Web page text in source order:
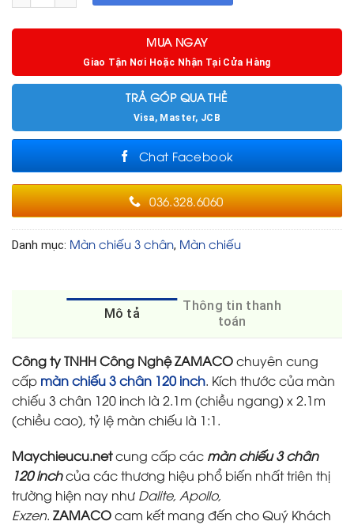
MUA NGAY
Giao Tận Nơi Hoặc Nhận Tại Cửa Hàng
TRẢ GÓP QUA THẺ
Visa, Master, JCB
Chat Facebook
036.328.6060
Danh mục: Màn chiếu 3 chân, Màn chiếu
Mô tả
Thông tin thanh
toán
Công ty TNHH Công Nghệ ZAMACOchuyên cung
cấp màn chiếu 3 chân 120 inch. Kích thước của màn
chiếu 3 chân 120 inch là 2.1m (chiều ngang) x 2.1m
(chiều cao), tỷ lệ màn chiếu là 1:1.
Maychieucu.netcung cấp các màn chiếu 3 chân
120 inchcủa các thương hiệu phổ biến nhất triên thị
trường hiện nay như Dalite, Apollo,
Exzen. ZAMACOcam kết mang đến cho Quý Khách